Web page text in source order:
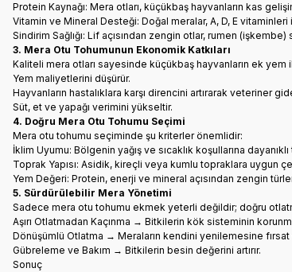
Protein Kaynağı: Mera otları, küçükbaş hayvanların kas
Vitamin ve Mineral Desteği: Doğal meralar, A, D, E
Sindirim Sağlığı: Lif açısından zengin otlar, rumen (işkembe)
3. Mera Otu Tohumunun Ekonomik Katkıları
Kaliteli mera otları sayesinde küçükbaş hayvanların ek yem
Yem maliyetlerini düşürür.
Hayvanların hastalıklara karşı direncini artırarak veteriner
Süt, et ve yapağı verimini yükseltir.
4. Doğru Mera Otu Tohumu Seçimi
Mera otu tohumu seçiminde şu kriterler önemlidir:
İklim Uyumu: Bölgenin yağış ve sıcaklık koşullarına
Toprak Yapısı: Asidik, kireçli veya kumlu topraklara uygun
Yem Değeri: Protein, enerji ve mineral açısından zengin
5. Sürdürülebilir Mera Yönetimi
Sadece mera otu tohumu ekmek yeterli değildir; doğru
Aşırı Otlatmadan Kaçınma → Bitkilerin kök sisteminin
Dönüşümlü Otlatma → Meraların kendini yenilemesine fırsat
Gübreleme ve Bakım → Bitkilerin besin değerini artırır.
Sonuç